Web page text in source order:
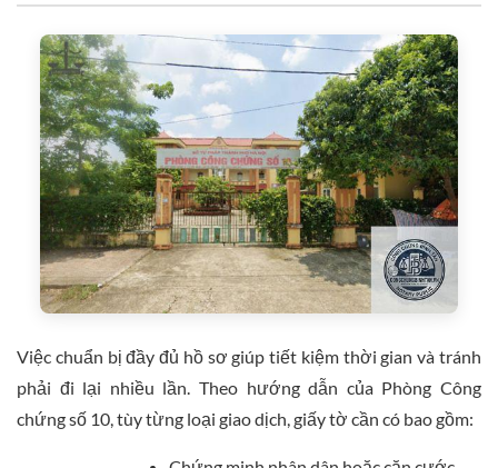
Việc chuẩn bị đầy đủ hồ sơ giúp tiết kiệm thời gian và tránh
phải đi lại nhiều lần. Theo hướng dẫn của Phòng Công
chứng số 10, tùy từng loại giao dịch, giấy tờ cần có bao gồm: